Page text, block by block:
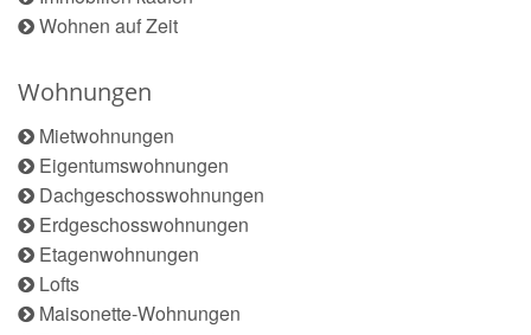
Wohnen auf Zeit
Wohnungen
Mietwohnungen
Eigentumswohnungen
Dachgeschosswohnungen
Erdgeschosswohnungen
Etagenwohnungen
Lofts
Maisonette-Wohnungen